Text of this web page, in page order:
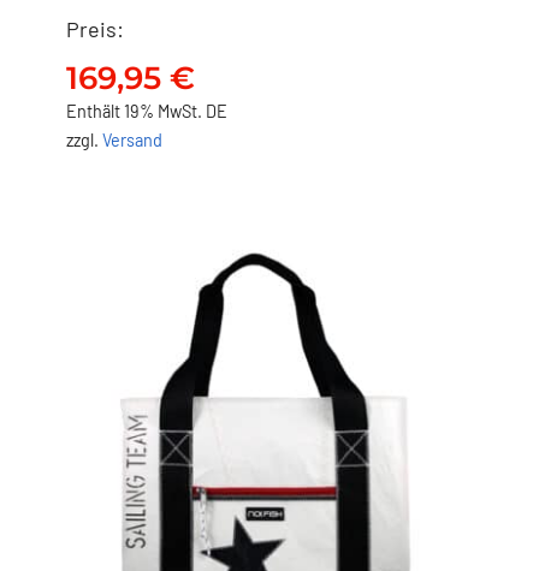
169,95
Preis:
169,95 €
Enthält 19% MwSt. DE
zzgl. Versand